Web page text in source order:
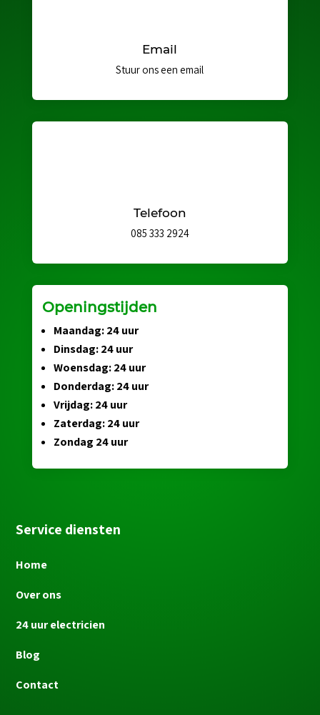
Email
Stuur ons een email
Telefoon
085 333 2924
Openingstijden
Maandag: 24 uur
Dinsdag: 24 uur
Woensdag: 24 uur
Donderdag: 24 uur
Vrijdag: 24 uur
Zaterdag: 24 uur
Zondag 24 uur
Service diensten
Home
Over ons
24 uur electricien
Blog
Contact